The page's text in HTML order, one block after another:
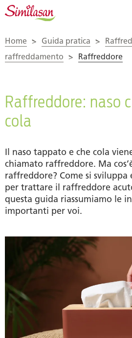
Home > Guida pratica >
raffreddamento > Raffreddore
Raffreddore: naso
cola
Il naso tappato e che cola
chiamato raffreddore. Ma
raffreddore? Come si sviluppa
per trattare il raffreddore
questa guida riassumiamo le
importanti per voi.